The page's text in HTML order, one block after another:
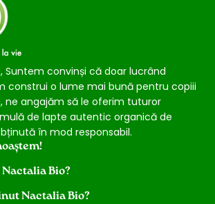
, Suntem convinși că doar lucrând
construi o lume mai bună pentru copiii
ne angajăm să le oferim tuturor
de lapte autentic organică de
în mod responsabil.
Bio?
Nactalia Bio?